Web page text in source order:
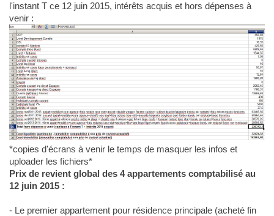
l'instant T ce 12 juin 2015, intérêts acquis et hors dépenses à
venir :
*copies d'écrans à venir le temps de masquer les infos et
uploader les fichiers*
Prix de revient global des 4 appartements comptabilisé au
12 juin 2015 :
- Le premier appartement pour résidence principale (acheté fin